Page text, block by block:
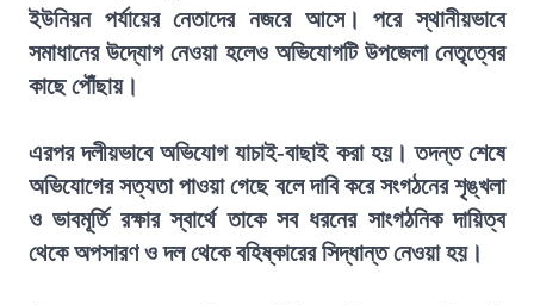
ইউনিয়ন পর্যায়ের নেতাদের নজরে আসে। পরে স্থানীয়ভাবে
সমাধানের উদ্যোগ নেওয়া হলেও অভিযোগটি উপজেলা নেতৃত্বের
কাছে পৌঁছায়।
এরপর দলীয়ভাবে অভিযোগ যাচাই-বাছাই করা হয়। তদন্ত শেষে
অভিযোগের সত্যতা পাওয়া গেছে বলে দাবি করে সংগঠনের শৃঙ্খলা
ও ভাবমূর্তি রক্ষার স্বার্থে তাকে সব ধরনের সাংগঠনিক দায়িত্ব
থেকে অপসারণ ও দল থেকে বহিষ্কারের সিদ্ধান্ত নেওয়া হয়।